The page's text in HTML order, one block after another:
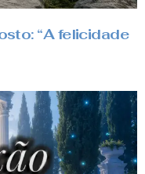
“A felicidade